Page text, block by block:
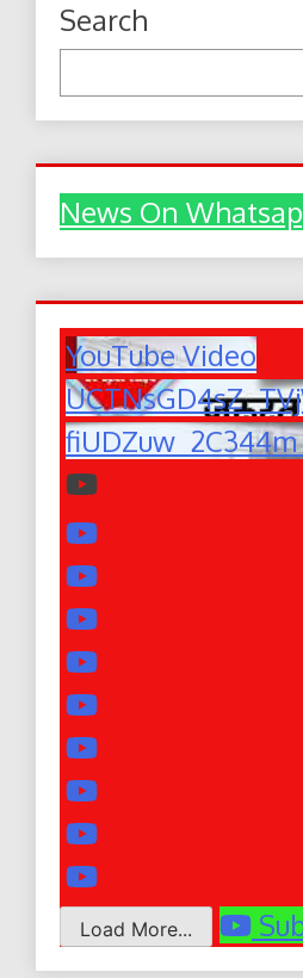
Search
News On
YouTube Video
Load More...